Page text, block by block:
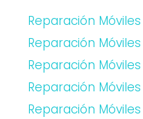
Reparación
Reparación
Reparación
Reparación
Reparación